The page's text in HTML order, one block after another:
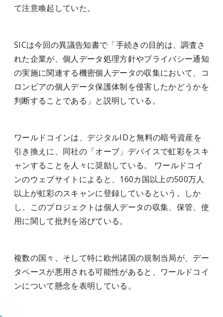
て注意喚起していた。
SICは今回の異議告知書で「手続きの目的は、調査さ
れた企業が、個人データ処理方針やプライバシー通知
の実施に関連する機密個人データの収集において、コ
ロンビアの個人データ保護体制を侵害したかどうかを
判断することである」と説明している。
ワールドコインは、デジタルIDと無料の暗号資産を
引き換えに、同社の「オーブ」デバイスで虹彩をスキ
ャンすることを人々に奨励している。 ワールドコイ
ンのウェブサイトによると、160カ国以上の500万人
以上が虹彩のスキャンに登録しているという。しか
し、このプロジェクトは個人データの収集、保管、使
用に関して批判を浴びている。
複数の国々、そして特に欧州諸国の規制当局が、デー
タベースが悪用される可能性があると、ワールドコイ
ンについて懸念を表明している。